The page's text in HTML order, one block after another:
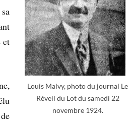
Louis Malvy, photo du journal Le
Réveil du Lot du samedi 22
novembre 1924.
et